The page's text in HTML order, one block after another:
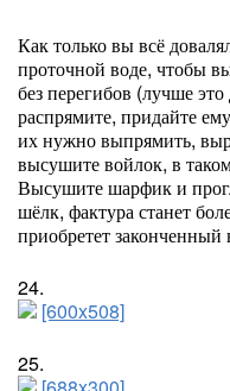
Как только вы всё
проточной воде, чтобы
без перегибов (лучше
распрямите, придайте
их нужно выпрямить,
высушите войлок, в
Высушите шарфик и
шёлк, фактура станет
приобретет законченный
24.
[600x508]
25.